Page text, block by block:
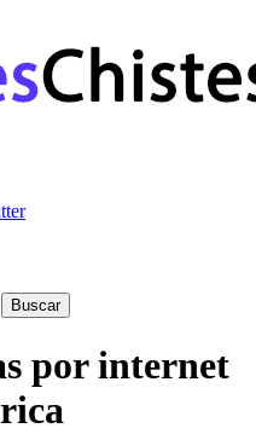
por internet